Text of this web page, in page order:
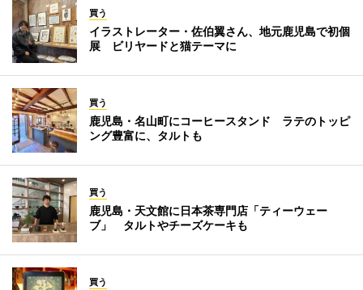
買う
イラストレーター・佐伯翼さん、地元鹿児島で初個
展 ビリヤードと猫テーマに
買う
鹿児島・名山町にコーヒースタンド ラテのトッピ
ング豊富に、タルトも
買う
鹿児島・天文館に日本茶専門店「ティーウェー
ブ」 タルトやチーズケーキも
買う